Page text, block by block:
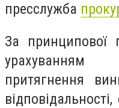
пресслужба
За принципової
притягнення